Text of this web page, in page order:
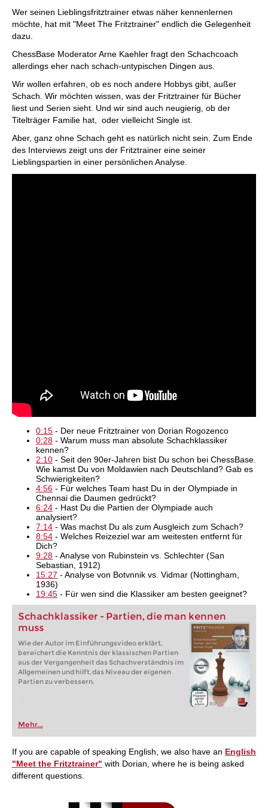
Wer seinen Lieblingsfritztrainer etwas näher kennenlernen
möchte, hat mit "Meet The Fritztrainer" endlich die Gelegenheit
dazu.
ChessBase Moderator Arne Kaehler fragt den Schachcoach
allerdings eher nach schach-untypischen Dingen aus.
Wir wollen erfahren, ob es noch andere Hobbys gibt, außer
Schach. Wir möchten wissen, was der Fritztrainer für Bücher
liest und Serien sieht. Und wir sind auch neugierig, ob der
Titelträger Familie hat, oder vielleicht Single ist.
Aber, ganz ohne Schach geht es natürlich nicht sein. Zum Ende
des Interviews zeigt uns der Fritztrainer eine seiner
Lieblingspartien in einer persönlichen Analyse.
0:15 - Der neue Fritztrainer von Dorian Rogozenco
0:28 - Warum muss man absolute Schachklassiker
kennen?
2:10 - Seit den 90er-Jahren bist Du schon bei ChessBase.
Wie kamst Du von Moldawien nach Deutschland? Gab es
Schwierigkeiten?
4:56 - Für welches Team hast Du in der Olympiade in
Chennai die Daumen gedrückt?
6:24 - Hast Du die Partien der Olympiade auch
analysiert?
7:14 - Was machst Du als zum Ausgleich zum Schach?
8:54 - Welches Reizeziel war am weitesten entfernt für
Dich?
9:28 - Analyse von Rubinstein vs. Schlechter (San
Sebastian, 1912)
15:27 - Analyse von Botvnnik vs. Vidmar (Nottingham,
1936)
19:45 - Für wen sind die Klassiker am besten geeignet?
Schachklassiker - Partien, die man kennen
muss
Wie der Autor im Einführungsvideo erklärt,
bereichert die Kenntnis der klassischen Partien
aus der Vergangenheit das Schachverständnis im
Allgemeinen und hilft, das Niveau der eigenen
Partien zu verbessern.
Mehr...
If you are capable of speaking English, we also have an English
"Meet the Fritztrainer" with Dorian, where he is being asked
different questions.